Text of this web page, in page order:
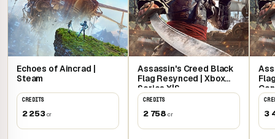
Echoes of Aincrad |
Steam
CREDITS
2 253cr
Assassin's Creed Black
Flag Resynced | Xbox
Series X|S
CREDITS
2 758 cr 3